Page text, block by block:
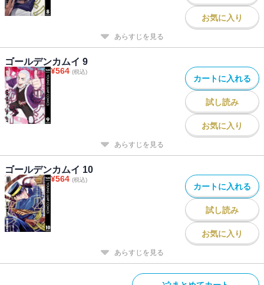
お気に入り
あらすじを見る
ゴールデンカムイ 9
¥564 (税込)
カートに入れる
試し読み
お気に入り
あらすじを見る
ゴールデンカムイ 10
¥564 (税込)
カートに入れる
試し読み
お気に入り
あらすじを見る